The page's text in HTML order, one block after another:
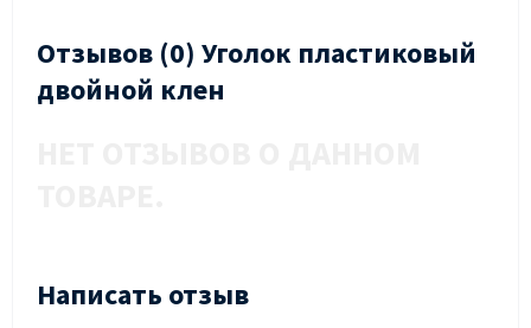
Отзывов (0) Уголок пластиковый
двойной клен
Написать отзыв